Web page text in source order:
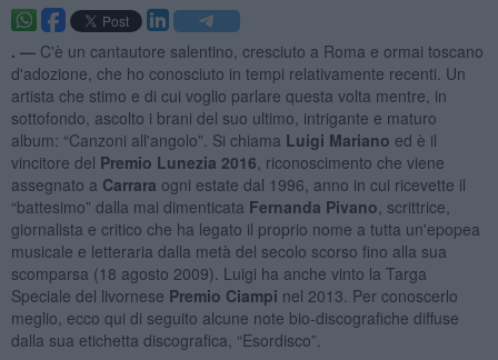
. — C'è un cantautore salentino, cresciuto a Roma e ormai toscano
d'adozione, che ho conosciuto in tempi relativamente recenti. Un
artista che stimo e di cui voglio parlare questa volta mentre, in
sottofondo, ascolto i brani del suo ultimo, intrigante e maturo
album: “Canzoni all'angolo”. Si chiama Luigi Mariano ed è il
vincitore del Premio Lunezia 2016 , riconoscimento che viene
assegnato a Carrara ogni estate dal 1996, anno in cui ricevette il
“battesimo” dalla mai dimenticata Fernanda Pivano , scrittrice,
giornalista e critico che ha legato il proprio nome a tutta un'epopea
musicale e letteraria dalla metà del secolo scorso fino alla sua
scomparsa (18 agosto 2009). Luigi ha anche vinto la Targa
Speciale del livornese Premio Ciampi nel 2013. Per conoscerlo
meglio, ecco qui di seguito alcune note bio-discografiche diffuse
dalla sua etichetta discografica, “Esordisco”.